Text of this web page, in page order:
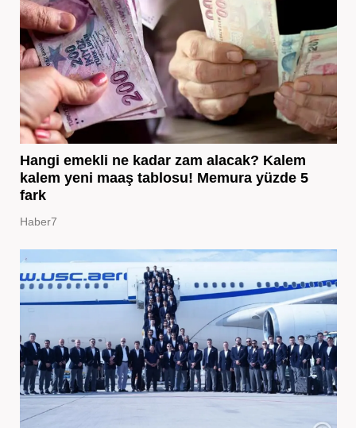
Hangi emekli ne kadar zam alacak? Kalem
kalem yeni maaş tablosu! Memura yüzde 5
fark
Haber7